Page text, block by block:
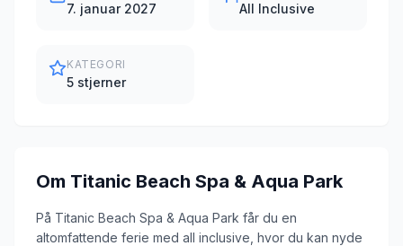
7. januar 2027 All Inclusive
KATEGORI
5 stjerner
Om Titanic Beach Spa & Aqua Park
På Titanic Beach Spa & Aqua Park får du en
altomfattende ferie med all inclusive, hvor du kan nyde